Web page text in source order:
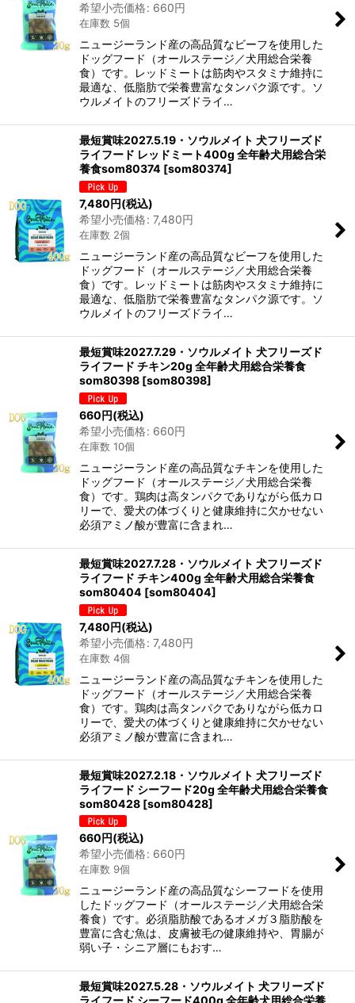
希望小売価格: 660円
在庫数 5個
ニュージーランド産の高品質なビーフを使用した
ドッグフード（オールステージ／犬用総合栄養
食）です。レッドミートは筋肉やスタミナ維持に
最適な、低脂肪で栄養豊富なタンパク源です。ソ
ウルメイトのフリーズドライ…
最短賞味2027.5.19・ソウルメイト 犬フリーズド
ライフード レッドミート400g 全年齢犬用総合栄
養食som80374 [som80374]
7,480円(税込)
希望小売価格: 7,480円
在庫数 2個
ニュージーランド産の高品質なビーフを使用した
ドッグフード（オールステージ／犬用総合栄養
食）です。レッドミートは筋肉やスタミナ維持に
最適な、低脂肪で栄養豊富なタンパク源です。ソ
ウルメイトのフリーズドライ…
最短賞味2027.7.29・ソウルメイト 犬フリーズド
ライフード チキン20g 全年齢犬用総合栄養食
som80398 [som80398]
660円(税込)
希望小売価格: 660円
在庫数 10個
ニュージーランド産の高品質なチキンを使用した
ドッグフード（オールステージ／犬用総合栄養
食）です。鶏肉は高タンパクでありながら低カロ
リーで、愛犬の体づくりと健康維持に欠かせない
必須アミノ酸が豊富に含まれ…
最短賞味2027.7.28・ソウルメイト 犬フリーズド
ライフード チキン400g 全年齢犬用総合栄養食
som80404 [som80404]
7,480円(税込)
希望小売価格: 7,480円
在庫数 4個
ニュージーランド産の高品質なチキンを使用した
ドッグフード（オールステージ／犬用総合栄養
食）です。鶏肉は高タンパクでありながら低カロ
リーで、愛犬の体づくりと健康維持に欠かせない
必須アミノ酸が豊富に含まれ…
最短賞味2027.2.18・ソウルメイト 犬フリーズド
ライフード シーフード20g 全年齢犬用総合栄養食
som80428 [som80428]
660円(税込)
希望小売価格: 660円
在庫数 9個
ニュージーランド産の高品質なシーフードを使用
したドッグフード（オールステージ／犬用総合栄
養食）です。必須脂肪酸であるオメガ３脂肪酸を
豊富に含む魚は、皮膚被毛の健康維持や、胃腸が
弱い子・シニア層にもおす…
最短賞味2027.5.28・ソウルメイト 犬フリーズド